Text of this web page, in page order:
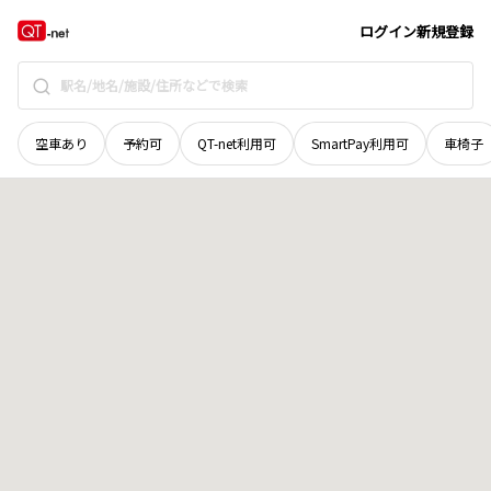
ログイン新規登録
空車あり 予約可 QT-net利用可 SmartPay利用可 車椅子
愛媛県